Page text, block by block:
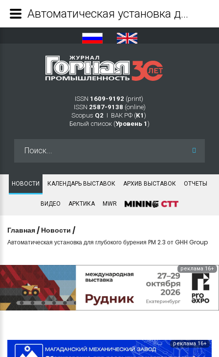
ISSN 1609-9192 (print)
ISSN 2587-9138 (online)
Scopus Q2 Ι ВАК РФ (K1 )
Белый список (Уровень 1 )
НОВОСТИ КАЛЕНДАРЬ ВЫСТАВОК АРХИВ ВЫСТАВОК ОТЧЕТЫ
ВИДЕО АРКТИКА MWR
Главная / Новости /
Автоматическая установка для глубокого бурения PM 2.3 от GHH Group
реклама 16+
реклама 16+
Автоматическая установка для глубокого бурения PM 2.3 от GHH Group - Журнал Горная промышленность